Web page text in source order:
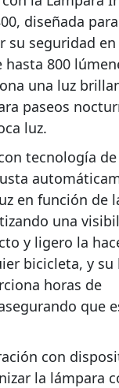
diseñada
su seguridad
hasta 800
una luz
paseos
luz.
tecnología
en función de
una
y ligero la
bicicleta, y su
horas de
que
con
la lámpara